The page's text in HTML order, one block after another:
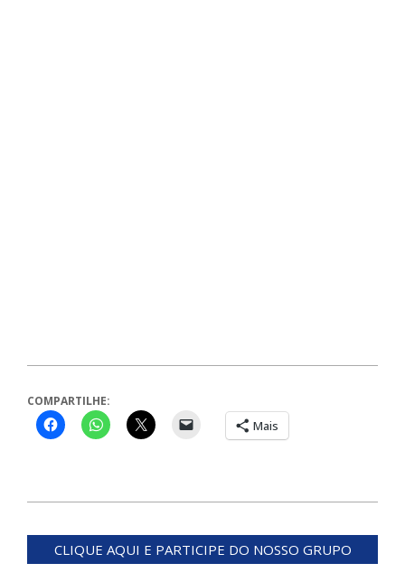
COMPARTILHE:
Mais
11-
CLIQUE AQUI E PARTICIPE DO NOSSO GRUPO